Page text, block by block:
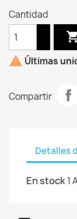
Cantidad
 Últimas
Compartir
Detalles
En stock1